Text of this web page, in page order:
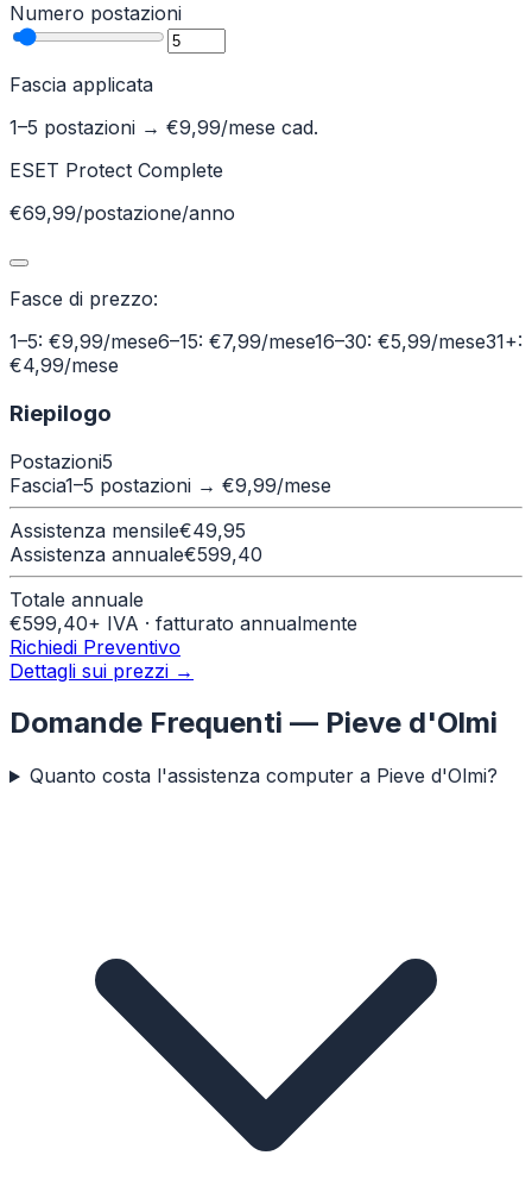
Numero postazioni
Fascia applicata
1–5 postazioni → €9,99/mese cad.
ESET Protect Complete
€69,99/postazione/anno
Fasce di prezzo:
1–5: €9,99/mese6–15: €7,99/mese16–30: €5,99/mese31+:
€4,99/mese
Riepilogo
Postazioni5
Fascia1–5 postazioni → €9,99/mese
Assistenza mensile€49,95
Assistenza annuale€599,40
Totale annuale
€599,40+ IVA · fatturato annualmente
Richiedi Preventivo
Dettagli sui prezzi →
Domande Frequenti — Pieve d'Olmi
Quanto costa l'assistenza computer a Pieve d'Olmi?